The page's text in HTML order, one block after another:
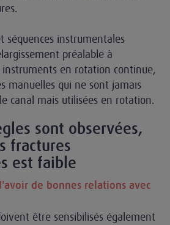
séquences instrumentales
préalable à
instruments en rotation continue,
manuelles qui ne sont jamais
canal mais utilisées en rotation.
sont observées,
fractures
est faible
de bonnes relations avec
être sensibilisés également